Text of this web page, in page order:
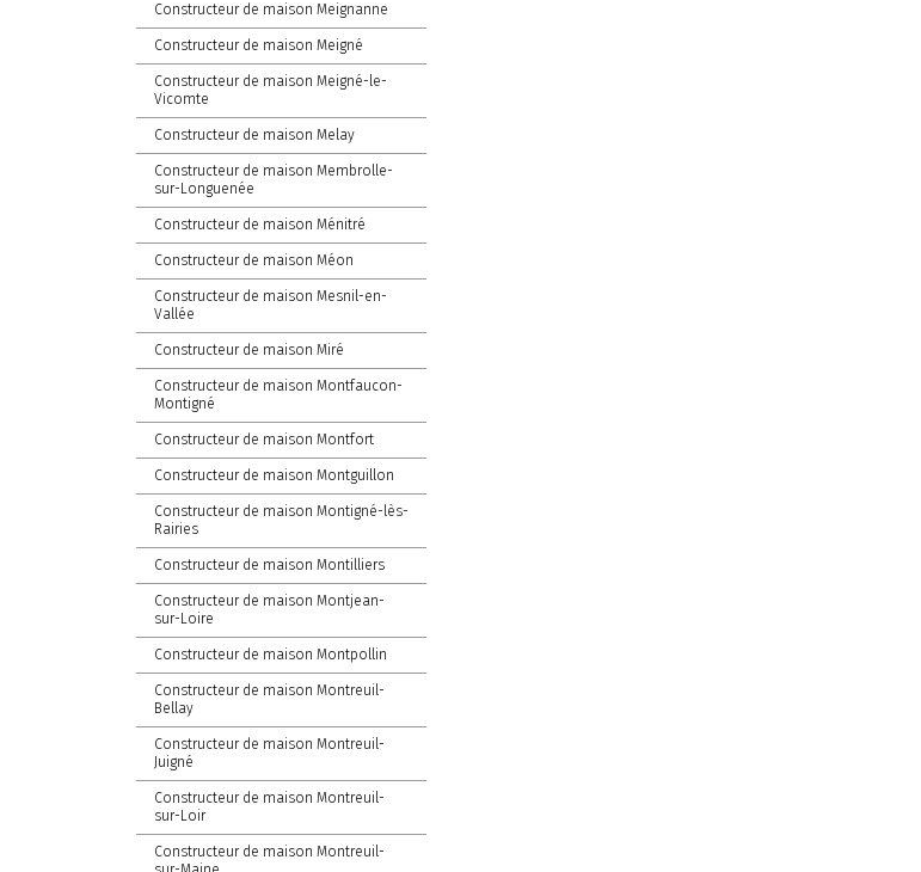
Constructeur de maison Meignanne
Constructeur de maison Meigné
Constructeur de maison Meigné-le-
Vicomte
Constructeur de maison Melay
Constructeur de maison Membrolle-
sur-Longuenée
Constructeur de maison Ménitré
Constructeur de maison Méon
Constructeur de maison Mesnil-en-
Vallée
Constructeur de maison Miré
Constructeur de maison Montfaucon-
Montigné
Constructeur de maison Montfort
Constructeur de maison Montguillon
Constructeur de maison Montigné-lès-
Rairies
Constructeur de maison Montilliers
Constructeur de maison Montjean-
sur-Loire
Constructeur de maison Montpollin
Constructeur de maison Montreuil-
Bellay
Constructeur de maison Montreuil-
Juigné
Constructeur de maison Montreuil-
sur-Loir
Constructeur de maison Montreuil-